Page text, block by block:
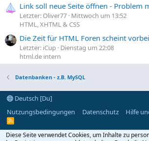
Link soll neue Seite öffnen - Problem
Letzter: Oliver77 Mittwoch um 13:52
HTML, XHTML & CSS
Die Zeit für HTML Foren scheint
Letzter: iCup Dienstag um 22:08
html.de intern
Datenbanken - z.B. MySQL
Deutsch [Du]
Nutzungsbedingungen
Datenschutz Hilfe
R
S
Diese Seite verwendet Cookies, um Inhalte zu